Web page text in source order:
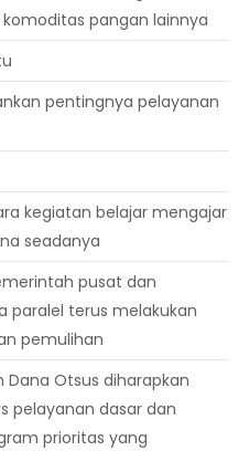
pangan lainnya
pentingnya pelayanan
kegiatan belajar mengajar
seadanya
pusat dan
paralel terus melakukan
pemulihan
Dana Otsus diharapkan
pelayanan dasar dan
prioritas yang